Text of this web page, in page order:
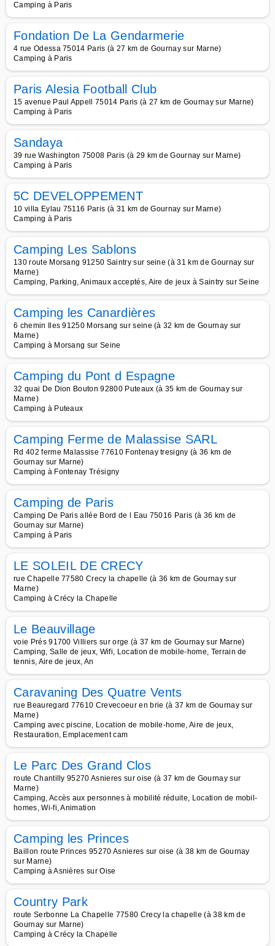
Camping à Paris
Fondation De La Gendarmerie
4 rue Odessa 75014 Paris (à 27 km de Gournay sur Marne)
Camping à Paris
Paris Alesia Football Club
15 avenue Paul Appell 75014 Paris (à 27 km de Gournay sur Marne)
Camping à Paris
Sandaya
39 rue Washington 75008 Paris (à 29 km de Gournay sur Marne)
Camping à Paris
5C DEVELOPPEMENT
10 villa Eylau 75116 Paris (à 31 km de Gournay sur Marne)
Camping à Paris
Camping Les Sablons
130 route Morsang 91250 Saintry sur seine (à 31 km de Gournay sur
Marne)
Camping, Parking, Animaux acceptés, Aire de jeux à Saintry sur Seine
Camping les Canardières
6 chemin Iles 91250 Morsang sur seine (à 32 km de Gournay sur
Marne)
Camping à Morsang sur Seine
Camping du Pont d Espagne
32 quai De Dion Bouton 92800 Puteaux (à 35 km de Gournay sur
Marne)
Camping à Puteaux
Camping Ferme de Malassise SARL
Rd 402 ferme Malassise 77610 Fontenay tresigny (à 36 km de
Gournay sur Marne)
Camping à Fontenay Trésigny
Camping de Paris
Camping De Paris allée Bord de l Eau 75016 Paris (à 36 km de
Gournay sur Marne)
Camping à Paris
LE SOLEIL DE CRECY
rue Chapelle 77580 Crecy la chapelle (à 36 km de Gournay sur
Marne)
Camping à Crécy la Chapelle
Le Beauvillage
voie Prés 91700 Villiers sur orge (à 37 km de Gournay sur Marne)
Camping, Salle de jeux, Wifi, Location de mobile-home, Terrain de
tennis, Aire de jeux, An
Caravaning Des Quatre Vents
rue Beauregard 77610 Crevecoeur en brie (à 37 km de Gournay sur
Marne)
Camping avec piscine, Location de mobile-home, Aire de jeux,
Restauration, Emplacement cam
Le Parc Des Grand Clos
route Chantilly 95270 Asnieres sur oise (à 37 km de Gournay sur
Marne)
Camping, Accès aux personnes à mobilité réduite, Location de mobil-
homes, Wi-fi, Animation
Camping les Princes
Baillon route Princes 95270 Asnieres sur oise (à 38 km de Gournay
sur Marne)
Camping à Asnières sur Oise
Country Park
route Serbonne La Chapelle 77580 Crecy la chapelle (à 38 km de
Gournay sur Marne)
Camping à Crécy la Chapelle